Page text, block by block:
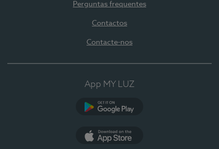
Perguntas frequentes
Contactos
Contacte-nos
App MY LUZ